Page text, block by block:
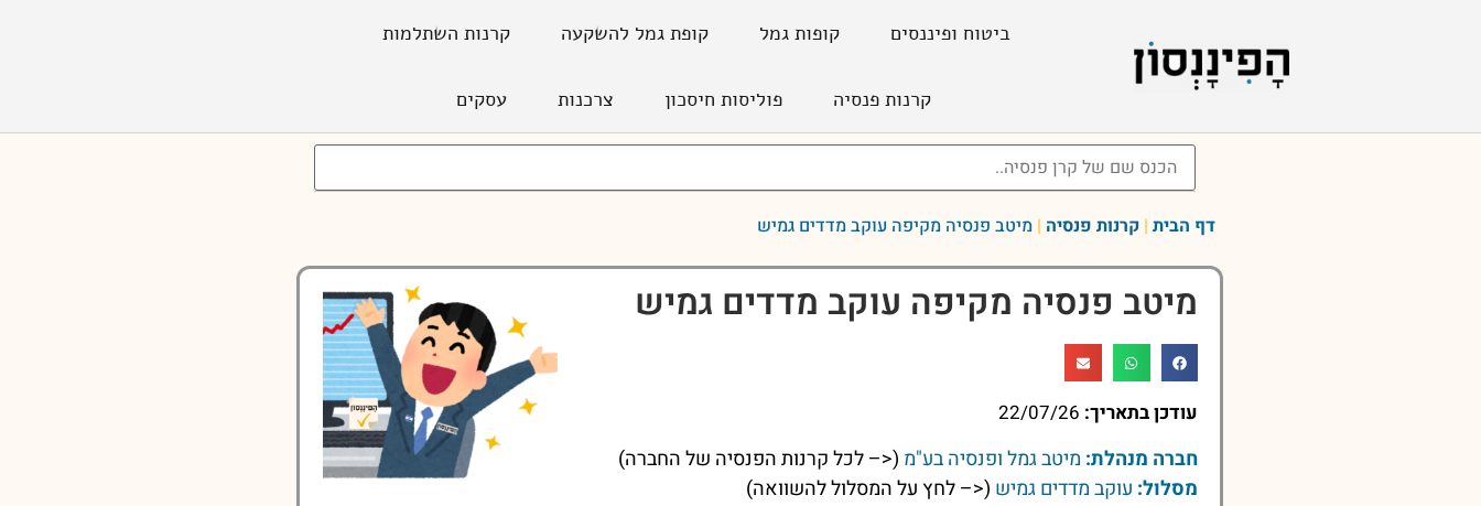
ביטוח ופיננסים קופות גמל קופת גמל להשקעה קרנות השתלמות
קרנות פנסיה פוליסות חיסכון צרכנות עסקים
דף הבית | קרנות פנסיה | מיטב פנסיה מקיפה עוקב מדדים גמיש
מיטב פנסיה מקיפה עוקב מדדים גמיש
עודכן בתאריך: 22/07/26
חברה מנהלת: מיטב גמל ופנסיה בע"מ (<– לכל קרנות הפנסיה של החברה)
מסלול: עוקב מדדים גמיש (<– לחץ על המסלול להשוואה)